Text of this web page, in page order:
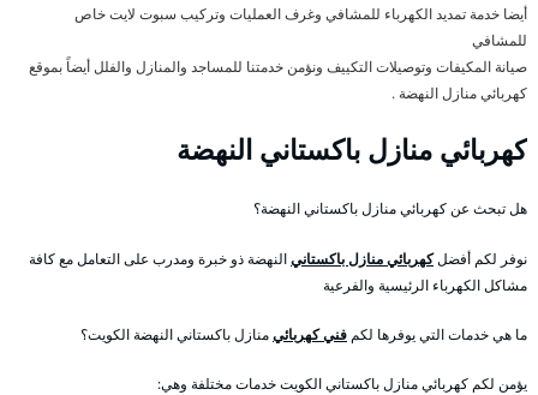
أيضا خدمة تمديد الكهرباء للمشافي وغرف العمليات وتركيب سبوت لايت خاص
للمشافي
صيانة المكيفات وتوصيلات التكييف ونؤمن خدمتنا للمساجد والمنازل والفلل أيضاً بموقع
كهربائي منازل النهضة .
كهربائي منازل باكستاني النهضة
هل تبحث عن كهربائي منازل باكستاني النهضة؟
نوفر لكم أفضلكهربائي منازل باكستانيالنهضة ذو خبرة ومدرب على التعامل مع كافة
مشاكل الكهرباء الرئيسية والفرعية
ما هي خدمات التي يوفرها لكم فني كهربائيمنازل باكستاني النهضة الكويت؟
يؤمن لكم كهربائي منازل باكستاني الكويت خدمات مختلفة وهي: